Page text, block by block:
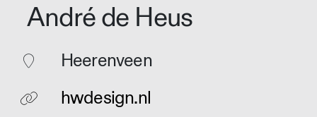
André de Heus
Heerenveen
hwdesign.nl